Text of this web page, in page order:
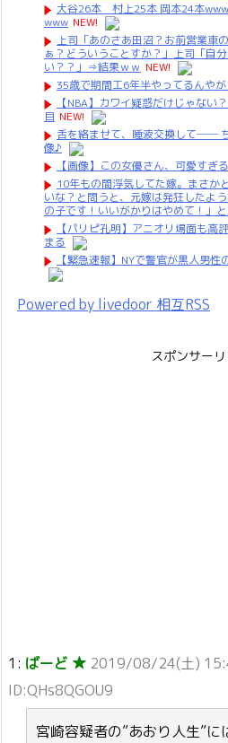
大谷26本 村上25本 岡本24本
www NEW!
上司「あのさあ田沼？お前営業車
ぁ？どういうことすか？」上司「自
い？？」⇒結果ｗｗ NEW!
35歳で期間工6年半やってるんやが
【NBA】カワイ疑惑だけじゃない
目 NEW!
舌を絡ませて、唾液交換して──
像♪
【画像】この女優さん、可愛すぎる
10年もの間浮気してた嫁。まさか
いな？と問うと、元嫁は発狂したよ
の子です！いいがかりはやめて！」
【パリピ孔明】アニオリ場面も高
まる
【緊急速報】NYで警官が黒人男
Powered by livedoor 相互RSS
スポンサー
1: ばーど ★ 2019/08/24(土)
ID:QHs8QGOU9
宮崎容疑者の”あおり人生”